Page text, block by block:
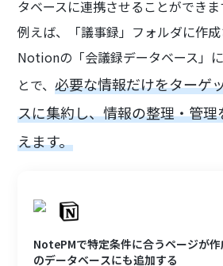
タベースに連携させることができま
例えば、「議事録」フォルダに作
Notionの「会議録データベース」
とで、必要な情報だけをターゲ
スに集約し、情報の整理・管
えます。
NotePMで特定条件に合うページが
のデータベースにも追加する